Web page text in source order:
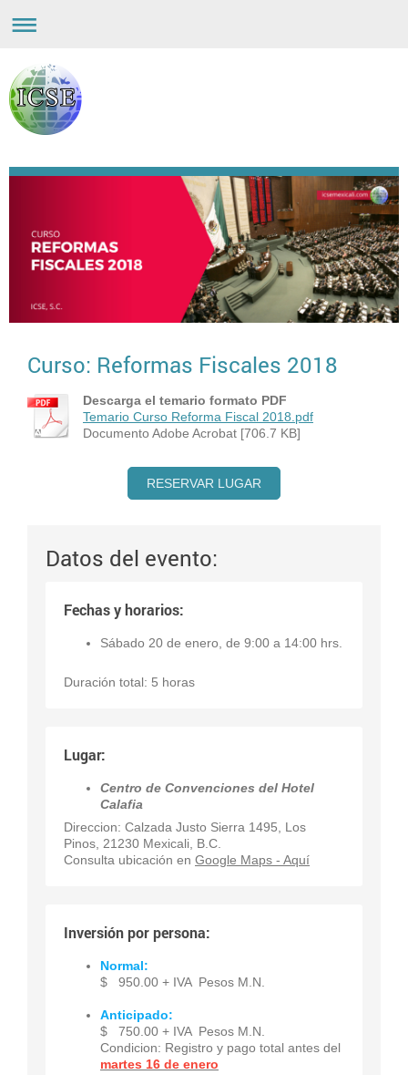
Curso: Reformas Fiscales 2018
Descarga el temario formato PDF
Temario Curso Reforma Fiscal 2018.pdf
Documento Adobe Acrobat [706.7 KB]
RESERVAR LUGAR
Datos del evento:
Fechas y horarios:
Sábado 20 de enero, de 9:00 a 14:00 hrs.
Duración total: 5 horas
Lugar:
Centro de Convenciones del Hotel
Calafia
Direccion: Calzada Justo Sierra 1495, Los
Pinos, 21230 Mexicali, B.C.
Consulta ubicación en Google Maps - Aquí
Inversión por persona:
Normal:
$ 950.00 + IVA Pesos M.N.
Anticipado:
$ 750.00 + IVA Pesos M.N.
Condicion: Registro y pago total antes del
martes 16 de enero